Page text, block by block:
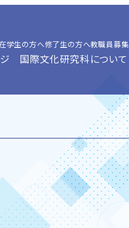
国際文化研究科について
学生の方へ修了生の方へ教職員募集